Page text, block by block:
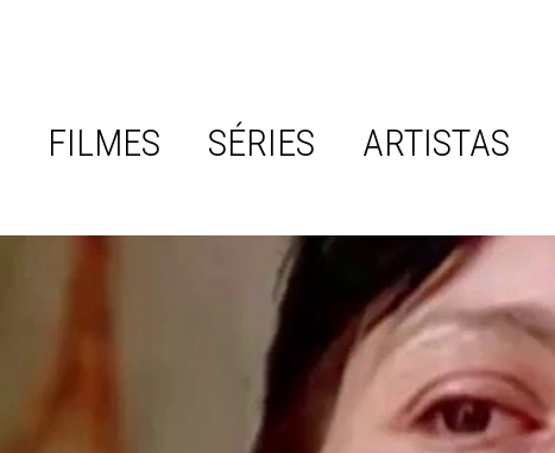
FILMES SÉRIES ARTISTAS